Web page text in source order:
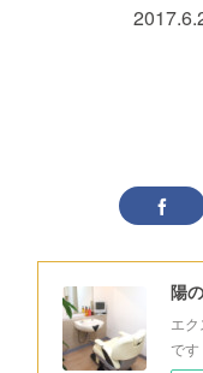
陽
エ
です